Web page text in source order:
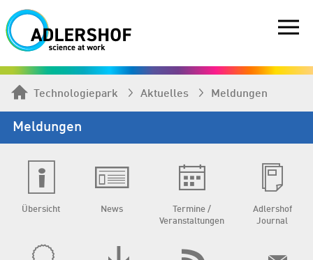
Technologiepark Aktuelles Meldungen
Meldungen
Übersicht News
Termine /
Veranstaltungen
Adlershof
Journal